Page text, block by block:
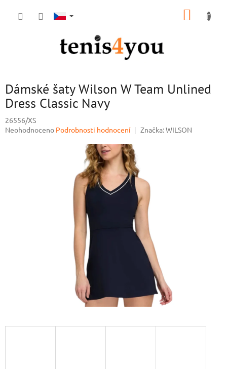
Dámské šaty Wilson W Team Unlined
Dress Classic Navy
26556/XS
Průměrné
Neohodnoceno Podrobnosti hodnocení Značka:WILSON